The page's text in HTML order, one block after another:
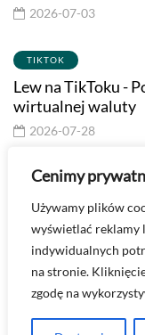
Cenimy
Używamy plików
wyświetlać reklamy
indywidualnych
na stronie.
zgodę na
2026-07-03
TIKTOK
Lew na TikToku -
wirtualnej waluty
2026-07-28
Masz pytanie?